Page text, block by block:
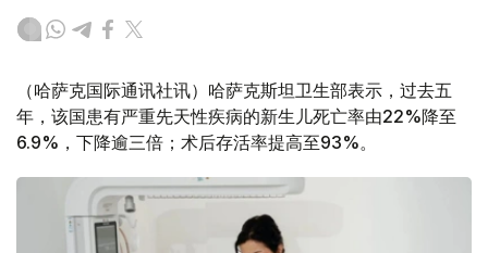
（哈萨克国际通讯社讯）哈萨克斯坦卫生部表示，过去五
年，该国患有严重先天性疾病的新生儿死亡率由22%降至
6.9%，下降逾三倍；术后存活率提高至93%。